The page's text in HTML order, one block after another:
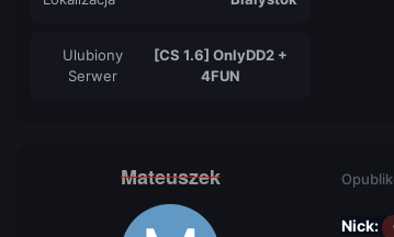
Ulubiony
Serwer
[CS 1.6] OnlyDD2 +
4FUN
Mateuszek
Nick: